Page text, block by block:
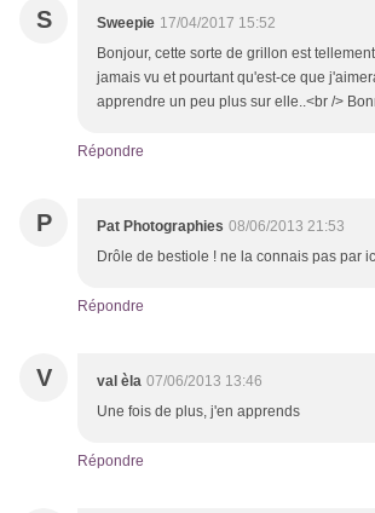
S Sweepie 17/04/2017 15:52
Bonjour, cette sorte de grillon est
jamais vu et pourtant qu'est-ce que
apprendre un peu plus sur elle..<br />
Répondre
P Pat Photographies 08/06/2013 21:53
Drôle de bestiole ! ne la connais pas par
Répondre
V val èla 07/06/2013 13:46
Une fois de plus, j'en apprends
Répondre